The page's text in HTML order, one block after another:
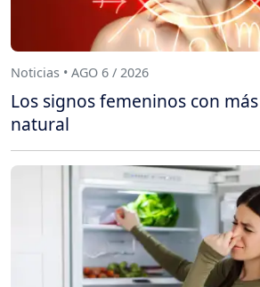
Noticias • AGO 6 / 2026
Los signos femeninos con
natural